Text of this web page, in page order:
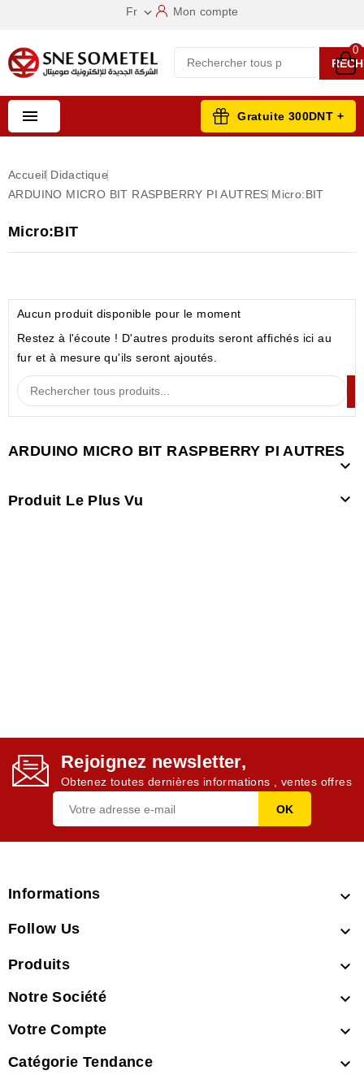
Fr  Mon compte
0
 Gratuite 300DNT +
Accueil Didactique
ARDUINO MICRO BIT RASPBERRY PI AUTRES Micro:BIT
Micro:BIT
Aucun produit disponible pour le moment
Restez à l'écoute ! D'autres produits seront affichés ici au
fur et à mesure qu'ils seront ajoutés.
ARDUINO MICRO BIT RASPBERRY PI AUTRES

Produit Le Plus Vu 
Rejoignez newsletter,
Obtenez toutes dernières informations , ventes offres
Informations 
Follow Us 
Produits 
Notre Société 
Votre Compte 
Catégorie Tendance 